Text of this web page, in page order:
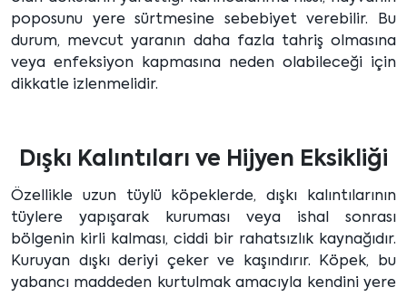
poposunu yere sürtmesine sebebiyet verebilir. Bu
durum, mevcut yaranın daha fazla tahriş olmasına
veya enfeksiyon kapmasına neden olabileceği için
dikkatle izlenmelidir.
Dışkı Kalıntıları ve Hijyen Eksikliği
Özellikle uzun tüylü köpeklerde, dışkı kalıntılarının
tüylere yapışarak kuruması veya ishal sonrası
bölgenin kirli kalması, ciddi bir rahatsızlık kaynağıdır.
Kuruyan dışkı deriyi çeker ve kaşındırır. Köpek, bu
yabancı maddeden kurtulmak amacıyla kendini yere